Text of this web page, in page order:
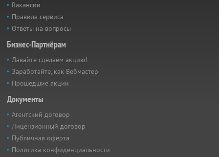
Вакансии
Правила сервиса
Ответы на вопросы
Бизнес-Партнёрам
Давайте сделаем акцию!
Заработайте, как Вебмастер
Прошедшие акции
Документы
Агентский договор
Лицензионный договор
Публичная оферта
Политика конфиденциальности